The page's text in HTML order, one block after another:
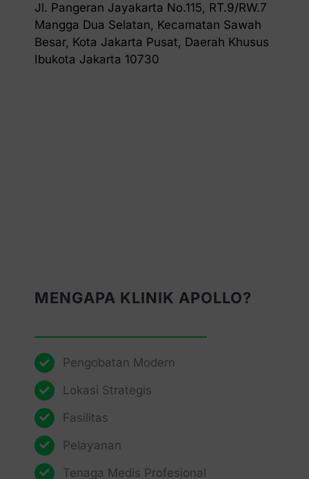
Jl. Pangeran Jayakarta No.115, RT.9/RW.7
Mangga Dua Selatan, Kecamatan Sawah
Besar, Kota Jakarta Pusat, Daerah Khusus
Ibukota Jakarta 10730
MENGAPA KLINIK APOLLO?
Pengobatan Modern
Lokasi Strategis
Fasilitas
Pelayanan
Tenaga Medis Profesional